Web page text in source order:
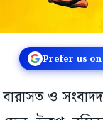
Prefer us
বারাসত ও